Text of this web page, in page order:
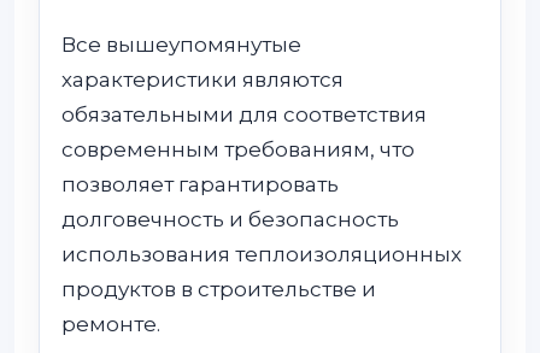
Все вышеупомянутые
характеристики являются
обязательными для соответствия
современным требованиям, что
позволяет гарантировать
долговечность и безопасность
использования теплоизоляционных
продуктов в строительстве и
ремонте.